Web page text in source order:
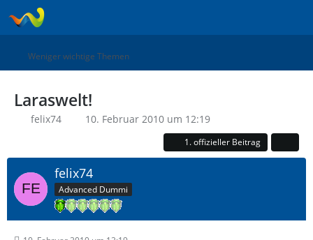
Weniger wichtige Themen
Laraswelt!
felix74 10. Februar 2010 um 12:19
1. offizieller Beitrag
felix74
Advanced Dummi